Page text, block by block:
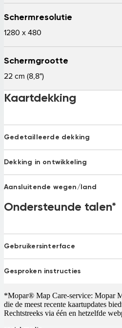
Schermresolutie
1280 x 480
Schermgrootte
22 cm (8,8")
Kaartdekking
Gedetailleerde dekking
Argentina
Austria
Belgium
China
Estonia
France
Germany
Greece
Ireland
Liechtenstein
Luxembourg
Malta
Dekking in ontwikkeling
Montenegro
Aansluitende wegen/land
Belarus
Ondersteunde talen*
Gebruikersinterface
German
Russian
Turkish
UK
Gesproken instructies
German
Polish
*Mopar® Map Care-service: Mopar
die de meest recente kaartupdates
Rechtstreeks via één en hetzelfde